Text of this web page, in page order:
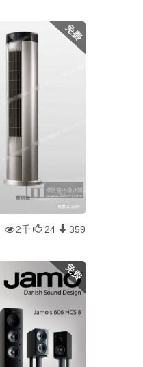
2千 24 359